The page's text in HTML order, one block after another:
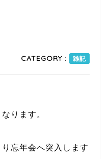
CATEGORY : 雑記
ります。
忘年会へ突入します